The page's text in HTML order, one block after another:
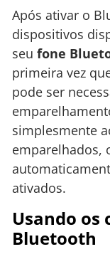
Após ativar o
dispositivos
seu fone
primeira vez
pode ser
simplesmente
emparelhados,
ativados.
Usando os
Bluetooth